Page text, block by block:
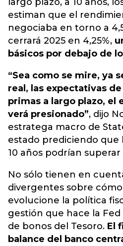
estiman que el
negociaba en torno a
cerrará 2025 en 4,25%,
básicos por debajo de
“Sea como se mire, ya
real, las expectativas
primas a largo plazo, el
verá presionado”, dijo
estratega macro de
estado prediciendo que
10 años podrían superar
No sólo tienen en
divergentes sobre
evolucione la política
gestión que hace la
de bonos del Tesoro. El
balance del banco